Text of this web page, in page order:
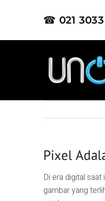
☎ 021 3033
Pixel
Di era digital
gambar yang